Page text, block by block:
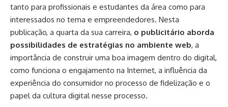
tanto para profissionais e estudantes da área como para
interessados no tema e empreendedores. Nesta
publicação, a quarta da sua carreira, o publicitário aborda
possibilidades de estratégias no ambiente web, a
importância de construir uma boa imagem dentro do digital,
como funciona o engajamento na Internet, a influência da
experiência do consumidor no processo de fidelização e o
papel da cultura digital nesse processo.